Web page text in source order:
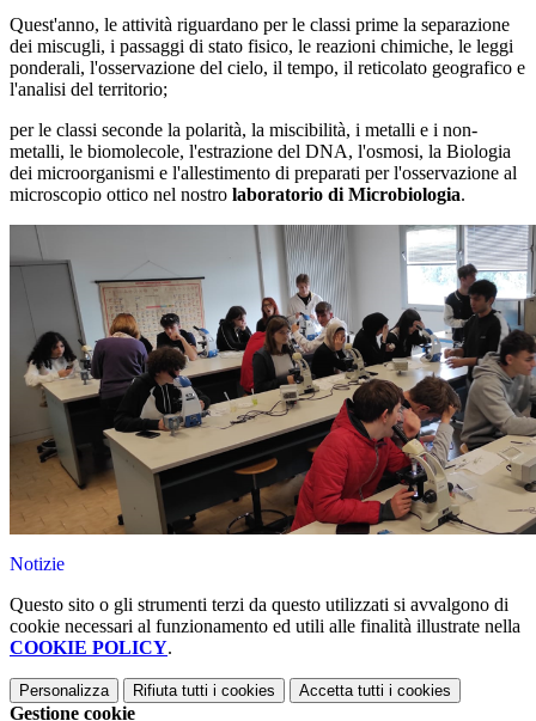
Quest'anno, le attività riguardano per le classi prime la separazione
dei miscugli, i passaggi di stato fisico, le reazioni chimiche, le leggi
ponderali, l'osservazione del cielo, il tempo, il reticolato geografico e
l'analisi del territorio;
per le classi seconde la polarità, la miscibilità, i metalli e i non-
metalli, le biomolecole, l'estrazione del DNA, l'osmosi, la Biologia
dei microorganismi e l'allestimento di preparati per l'osservazione al
microscopio ottico nel nostro laboratorio di Microbiologia.
Notizie
Questo sito o gli strumenti terzi da questo utilizzati si avvalgono di
cookie necessari al funzionamento ed utili alle finalità illustrate nella
COOKIE POLICY.
Personalizza Rifiuta tutti i cookies Accetta tutti i cookies
Gestione cookie